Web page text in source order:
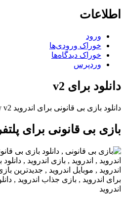
اطلاعات
ورود
خوراک ورودی‌ها
خوراک دیدگاه‌ها
وردپرس
دانلود برای v2
دانلود بازی بی قانونی برای اندروید MadOut Open City v2
بازی بی قانونی برای